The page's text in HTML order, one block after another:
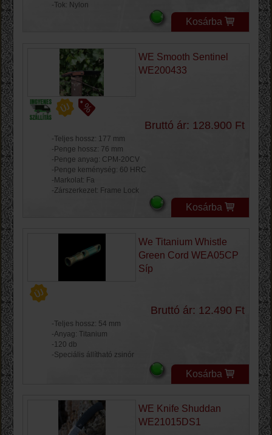
-Tok: Nylon
Kosárba
WE Smooth Sentinel
WE200433
Bruttó ár: 128.900 Ft
-Teljes hossz: 177 mm
-Penge hossz: 76 mm
-Penge anyag: CPM-20CV
-Penge keménység: 60 HRC
-Markolat: Fa
-Zárszerkezet: Frame Lock
Kosárba
We Titanium Whistle
Green Cord WEA05CP
Síp
Bruttó ár: 12.490 Ft
-Teljes hossz: 54 mm
-Anyag: Titanium
-120 db
-Speciális állítható zsinór
Kosárba
WE Knife Shuddan
WE21015DS1